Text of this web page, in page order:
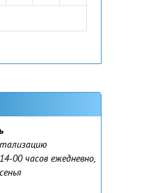
00 часов ежедневно,